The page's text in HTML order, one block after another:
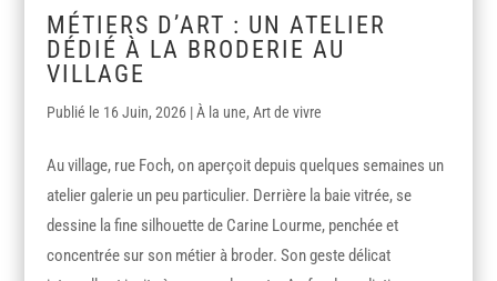
MÉTIERS D’ART : UN ATELIER
DÉDIÉ À LA BRODERIE AU
VILLAGE
16 Juin, 2026 |À la une,Art de vivre
Au village, rue Foch, on aperçoit depuis quelques semaines un
atelier galerie un peu particulier. Derrière la baie vitrée, se
dessine la fine silhouette de Carine Lourme, penchée et
concentrée sur son métier à broder. Son geste délicat